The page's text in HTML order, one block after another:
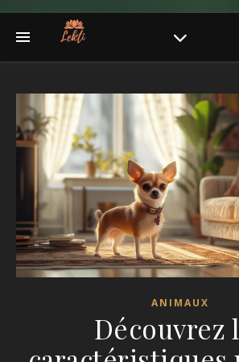
ANIMAUX
Découvrez